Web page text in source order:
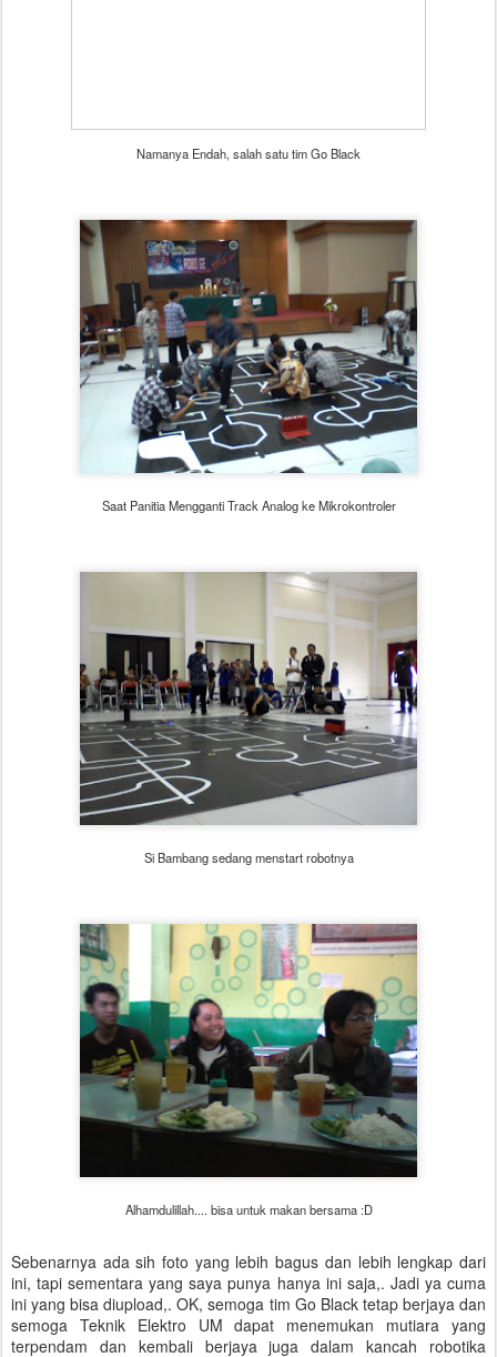
Namanya Endah, salah satu tim Go Black
Saat Panitia Mengganti Track Analog ke Mikrokontroler
Si Bambang sedang menstart robotnya
Alhamdulillah.... bisa untuk makan bersama :D
Sebenarnya ada sih foto yang lebih bagus dan lebih lengkap dari
ini, tapi sementara yang saya punya hanya ini saja,. Jadi ya cuma
ini yang bisa diupload,. OK, semoga tim Go Black tetap berjaya dan
semoga Teknik Elektro UM dapat menemukan mutiara yang
terpendam dan kembali berjaya juga dalam kancah robotika